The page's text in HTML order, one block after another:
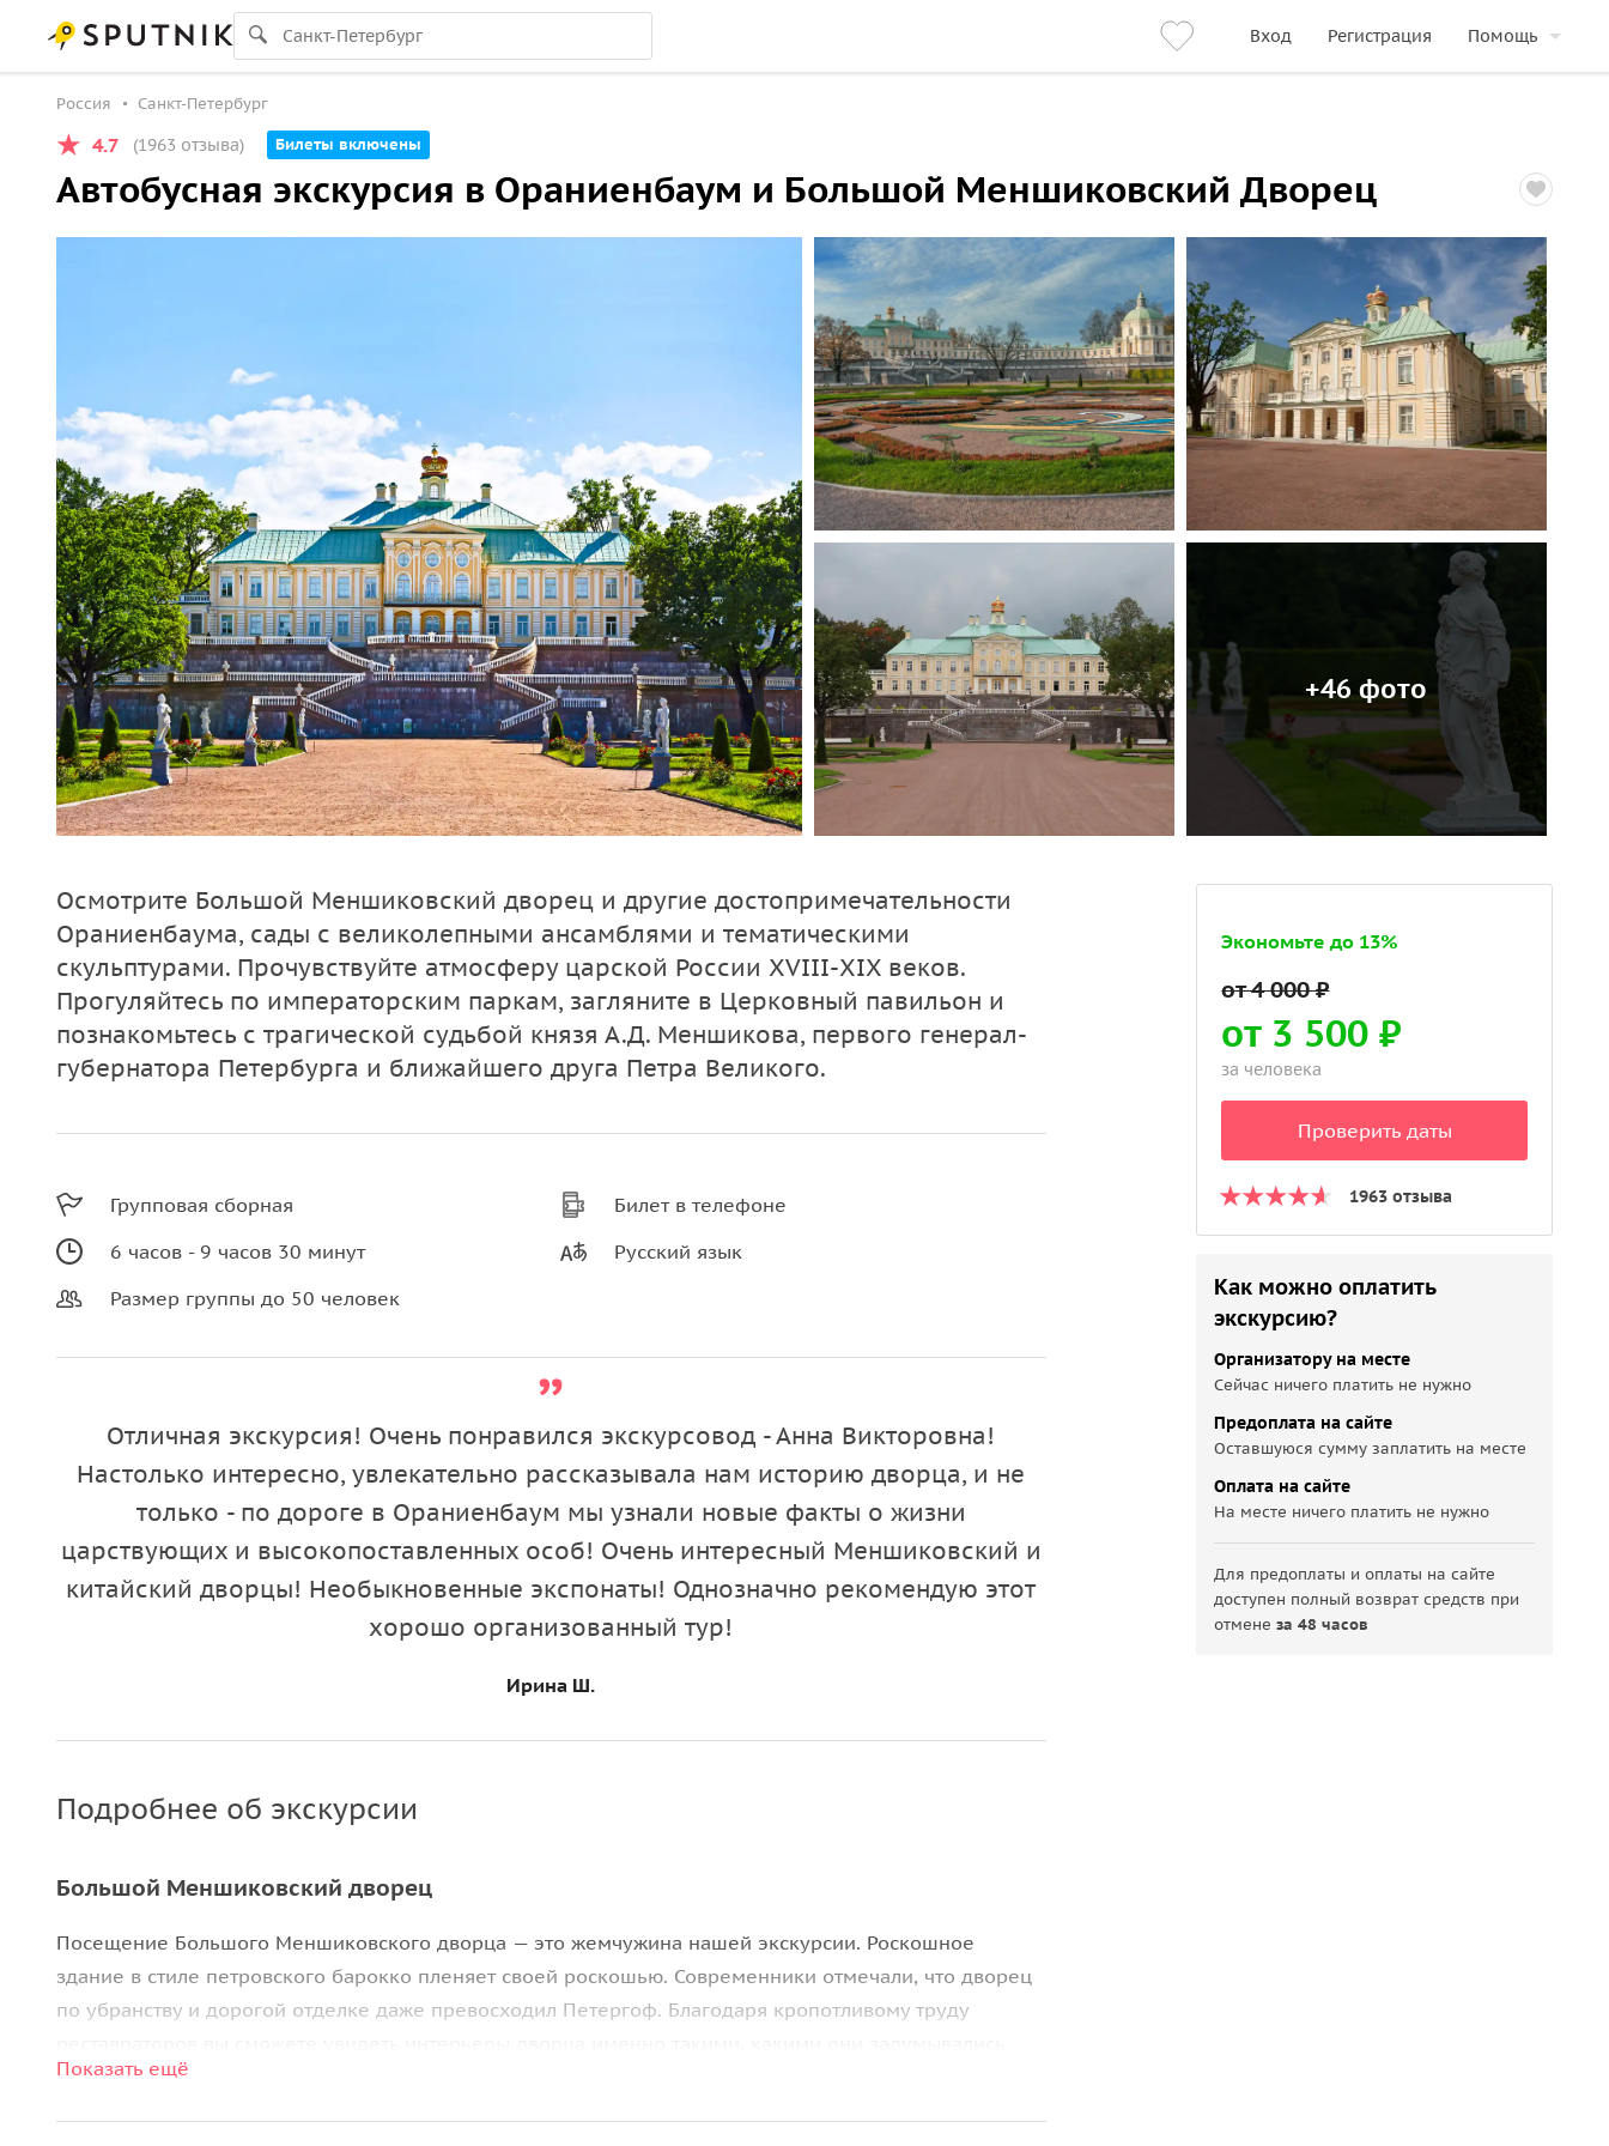
Вход Регистрация Помощь
Россия Санкт-Петербург
4.7 (1963 отзыва) Билеты включены
Автобусная экскурсия в Ораниенбаум и Большой Меншиковский Дворец
+46 фото
Осмотрите Большой Меншиковский дворец и другие достопримечательности
Ораниенбаума, сады с великолепными ансамблями и тематическими
скульптурами. Прочувствуйте атмосферу царской России XVIII-XIX веков.
Прогуляйтесь по императорским паркам, загляните в Церковный павильон и
познакомьтесь с трагической судьбой князя А.Д. Меншикова, первого генерал-
губернатора Петербурга и ближайшего друга Петра Великого.
Групповая сборная
6 часов - 9 часов 30 минут
Размер группы до 50 человек
Билет в телефоне
Русский язык
Отличная экскурсия! Очень понравился экскурсовод - Анна Викторовна!
Настолько интересно, увлекательно рассказывала нам историю дворца, и не
только - по дороге в Ораниенбаум мы узнали новые факты о жизни
царствующих и высокопоставленных особ! Очень интересный Меншиковский и
китайский дворцы! Необыкновенные экспонаты! Однозначно рекомендую этот
хорошо организованный тур!
Ирина Ш.
Подробнее об экскурсии
Большой Меншиковский дворец
Посещение Большого Меншиковского дворца — это жемчужина нашей экскурсии. Роскошное
здание в стиле петровского барокко пленяет своей роскошью. Современники отмечали, что дворец
по убранству и дорогой отделке даже превосходил Петергоф. Благодаря кропотливому труду
изначально.
Показать ещё
Экономьте до 13%
от 3 500 ₽
за человека
Проверить даты
1963 отзыва
Как можно оплатить
экскурсию?
Организатору на месте
Сейчас ничего платить не нужно
Предоплата на сайте
Оставшуюся сумму заплатить на месте
Оплата на сайте
На месте ничего платить не нужно
Для предоплаты и оплаты на сайте
доступен полный возврат средств при
отменеза 48 часов